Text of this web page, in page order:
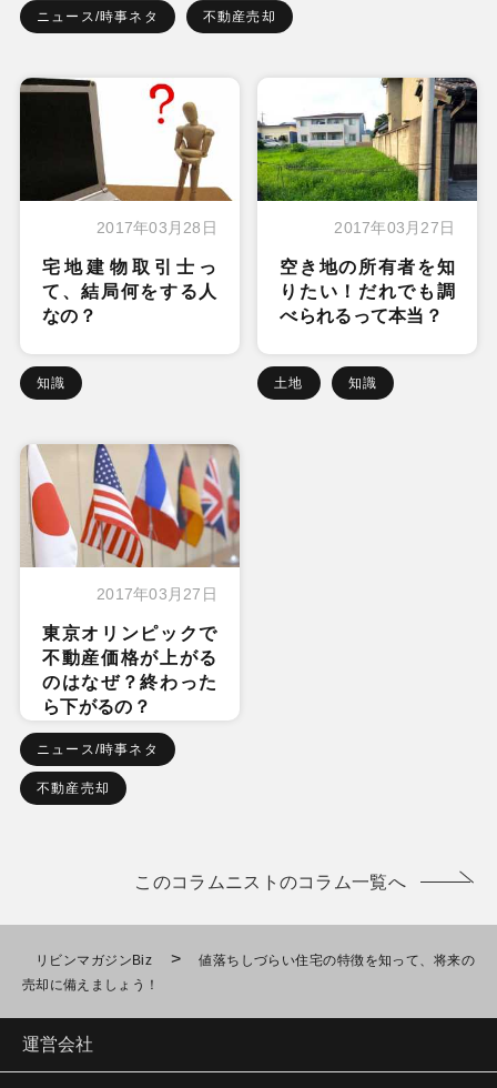
ニュース/時事ネタ 不動産売却
2017年03月28日
宅地建物取引士っ
て、結局何をする人
なの？
知識
2017年03月27日
空き地の所有者を知
りたい！だれでも調
べられるって本当？
土地 知識
2017年03月27日
東京オリンピックで
不動産価格が上がる
のはなぜ？終わった
ら下がるの？
ニュース/時事ネタ
不動産売却
このコラムニストのコラム一覧へ
リビンマガジンBiz >
値落ちしづらい住宅の特徴を知って、将来の
売却に備えましょう！
運営会社